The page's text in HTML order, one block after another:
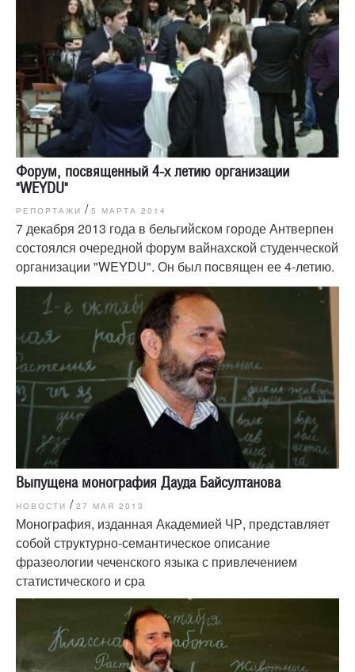
Форум, посвященный 4-х летию организации
"WEYDU"
РЕПОРТАЖИ / 5 МАРТА 2014
7 декабря 2013 года в бельгийском городе Антверпен
состоялся очередной форум вайнахской студенческой
организации "WEYDU". Он был посвящен ее 4-летию.
Выпущена монография Дауда Байсултанова
НОВОСТИ / 27 МАЯ 2013
Монография, изданная Академией ЧР, представляет
собой структурно-семантическое описание
фразеологии чеченского языка с привлечением
статистического и сра